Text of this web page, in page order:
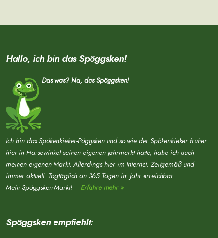
Hallo, ich bin das Spöggsken!
Das was? Na, das Spöggsken!
Ich bin das Spökenkieker-Pöggsken und so wie der Spökenkieker früher
hier in Harsewinkel seinen eigenen Jahrmarkt hatte, habe ich auch
meinen eigenen Markt. Allerdings hier im Internet. Zeitgemäß und
immer aktuell. Tagtäglich an 365 Tagen im Jahr erreichbar.
Mein Spöggsken-Markt! – Erfahre mehr »
Spöggsken empfiehlt: